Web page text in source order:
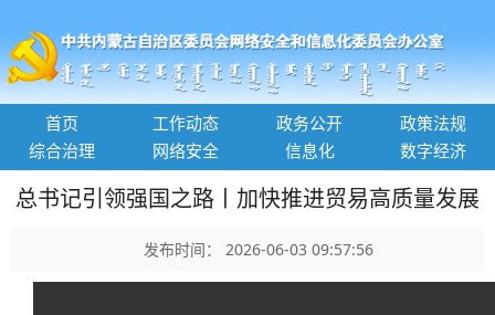
首页 工作动态 政务公开
政策法规
综合治理
网络安全 信息化 数字经济
总书记引领强国之路丨加快推进贸易高质量发展
发布时间： 2026-06-03 09:57:56